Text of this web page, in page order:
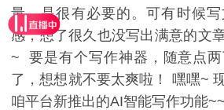
量，是很有必要的。可有时候
感，想了很久也没写出满意的文
~ 要是有个写作神器，随意点
了，想想就不要太爽啦！ 嘿嘿~
咱平台新推出的AI智能写作功能~~